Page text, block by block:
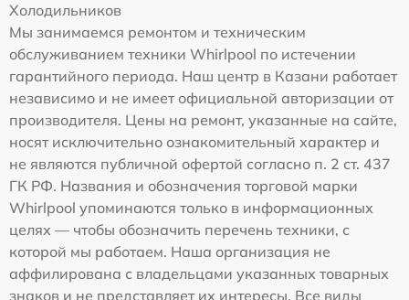
Холодильников
Мы занимаемся ремонтом и техническим
обслуживанием техники Whirlpool по истечении
гарантийного периода. Наш центр в Казани работает
независимо и не имеет официальной авторизации от
производителя. Цены на ремонт, указанные на сайте,
носят исключительно ознакомительный характер и
не являются публичной офертой согласно п. 2 ст. 437
ГК РФ. Названия и обозначения торговой марки
Whirlpool упоминаются только в информационных
целях — чтобы обозначить перечень техники, с
которой мы работаем. Наша организация не
аффилирована с владельцами указанных товарных
знаков и не представляет их интересы. Все виды